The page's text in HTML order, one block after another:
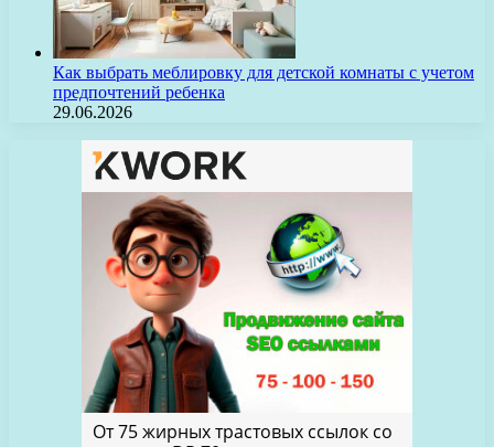
Как выбрать меблировку для детской комнаты с учетом
предпочтений ребенка
29.06.2026